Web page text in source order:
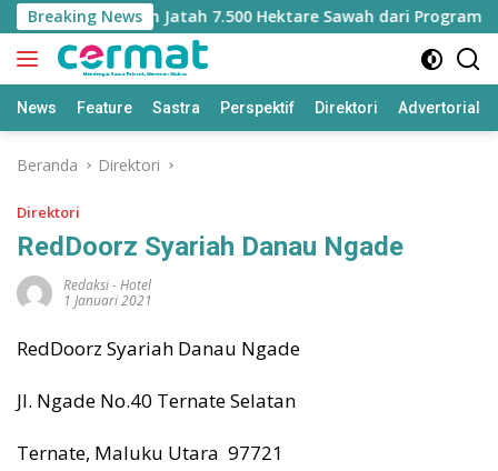
Langsung
ke
konten
Breaking News
Kehilangan Jatah 7.500 Hektare Sawah dari Program
News Feature Sastra Perspektif Direktori Advertorial
Beranda Direktori
Direktori
RedDoorz Syariah Danau Ngade
Redaksi-Hotel
1 Januari 2021
RedDoorz Syariah Danau Ngade
Jl. Ngade No.40 Ternate Selatan
Ternate, Maluku Utara 97721